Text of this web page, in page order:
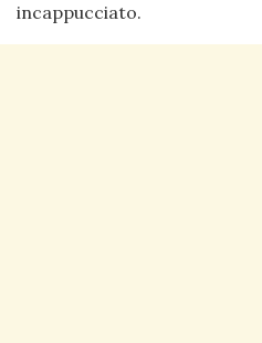
incappucciato.